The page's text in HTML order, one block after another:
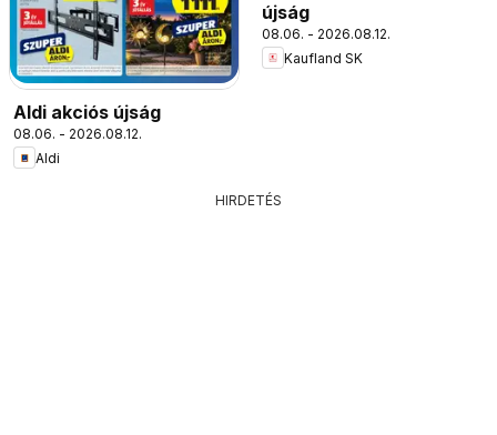
Aldi akciós újság
08.06. - 2026.08.12.
Aldi
újság
08.06. - 2026.08.12.
Kaufland SK
HIRDETÉS